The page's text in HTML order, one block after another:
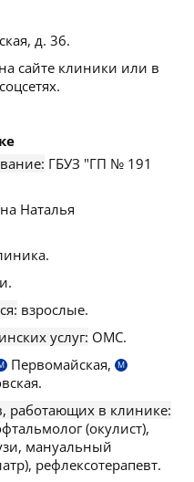
д. 36.
сайте клиники или в
ГБУЗ "ГП № 191
Наталья
взрослые.
услуг: ОМС.
Первомайская, М
работающих в клинике:
(окулист),
мануальный
рефлексотерапевт.